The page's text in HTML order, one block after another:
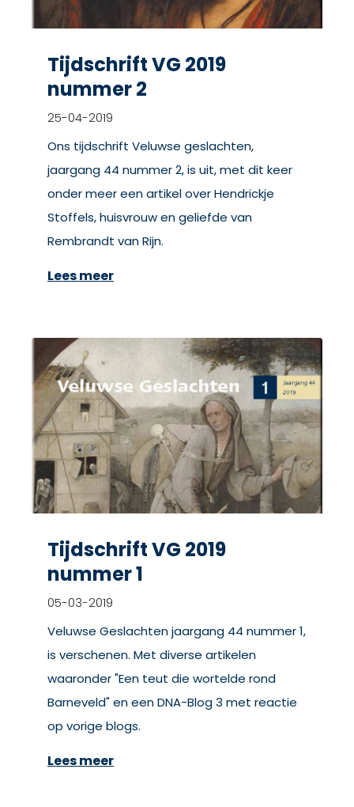
Tijdschrift VG 2019
nummer 2
25-04-2019
Ons tijdschrift Veluwse geslachten,
jaargang 44 nummer 2, is uit, met dit keer
onder meer een artikel over Hendrickje
Stoffels, huisvrouw en geliefde van
Rembrandt van Rijn.
Lees meer
Tijdschrift VG 2019
nummer 1
05-03-2019
Veluwse Geslachten jaargang 44 nummer 1,
is verschenen. Met diverse artikelen
waaronder "Een teut die wortelde rond
Barneveld" en een DNA-Blog 3 met reactie
op vorige blogs.
Lees meer